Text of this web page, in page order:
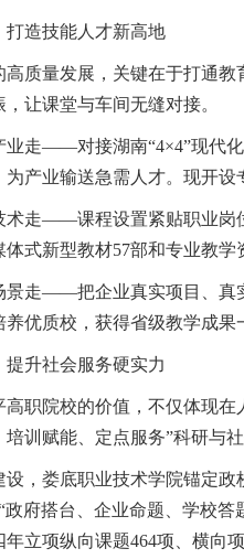
打造技能人才新高地
高质量发展，关键在于打通
让课堂与车间无缝对接。
业走——对接湖南“4×4”现代
产业输送急需人才。现开设
术走——课程设置紧贴职业岗
式新型教材57部和专业教
景走——把企业真实项目、真
养优质校，获得省级教学成
提升社会服务硬实力
高职院校的价值，不仅体现
训赋能、定点服务”科研与
设，娄底职业技术学院锚定
政府搭台、企业命题、学校
年立项纵向课题464项、横向